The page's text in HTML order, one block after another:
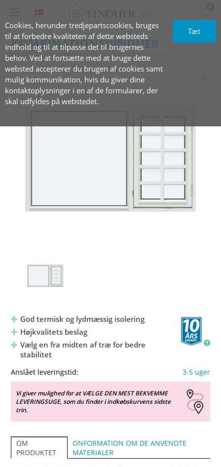
Cookies, herunder tredjepartscookies, bruges
til at forbedre kvaliteten af dette websteds
indhold og til at tilpasse det til brugernes
behov. Ved at fortsætte med at bruge dette
websted accepterer du brugen af cookies samt
mulig kommunikation, hvis du giver dine
kontaktoplysninger i en af de formularer, der
skal udfyldes på webstedet.
Tæt
0
KOMBINATIONSVINDUER
med‏‏‎ ‎4 vandrette ‎og 1 lodret sprosse
God termisk og lydmæssig isolering
Højkvalitets beslag
Vælg en fra midten af træ for bedre
stabilitet
Anslået leveringstid: 3-5 uger
Vi giver mulighed for at VÆLGE DEN MEST BEKVEMME
LEVERINGSUGE, som du finder i indkøbskurvens sidste
trin.
OM
PRODUKTET
ONFORMATION OM DE ANVENDTE
MATERIALER